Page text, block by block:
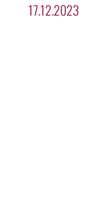
17.12.2023